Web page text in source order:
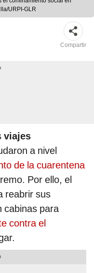
URPI-GLR
Compartir
viajes
a nivel
de la cuarentena
Por ello, el
reabrir sus
cabinas para
contra el